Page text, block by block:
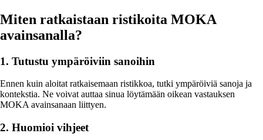
Miten ratkaistaan ristikoita MOKA
avainsanalla?
1. Tutustu ympäröiviin sanoihin
Ennen kuin aloitat ratkaisemaan ristikkoa, tutki ympäröiviä sanoja ja
kontekstia. Ne voivat auttaa sinua löytämään oikean vastauksen
MOKA avainsanaan liittyen.
2. Huomioi vihjeet